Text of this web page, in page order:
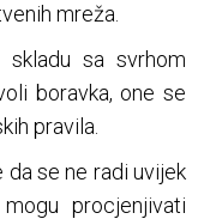
mreža.
skladu sa svrhom
boravka, one se
pravila.
se ne radi uvijek
procjenjivati